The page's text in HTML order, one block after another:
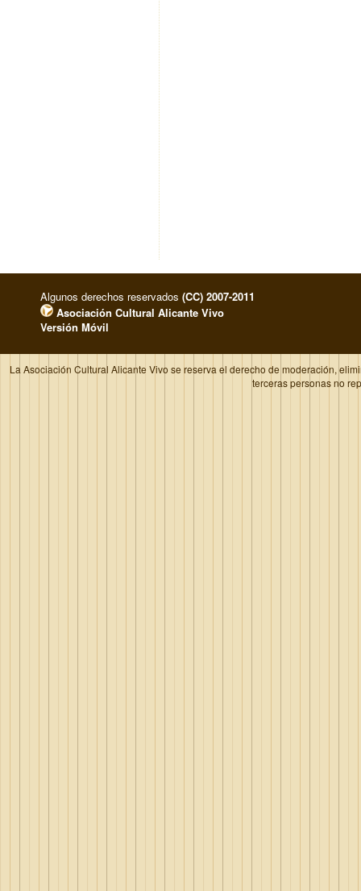
Algunos derechos reservados (CC) 2007-2011
Asociación Cultural Alicante Vivo
Versión Móvil
La Asociación Cultural Alicante Vivo se reserva el derecho de moderación,
terceras personas no